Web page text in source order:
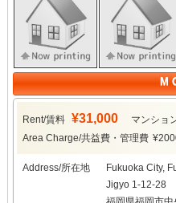
M
Rent/賃料 ¥31,000 マンショ
Area Charge/共益費・管理費
Address/所在地
Fukuoka City,
Jigyo 1-12-28